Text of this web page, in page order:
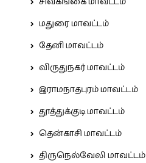
மதுரை மாவட்டம்
தேனி மாவட்டம்
விருதுநகர் மாவட்டம்
இராமநாதபுரம் மாவட்டம்
தூத்துக்குடி மாவட்டம்
தென்காசி மாவட்டம்
திருநெல்வேலி மாவட்டம்